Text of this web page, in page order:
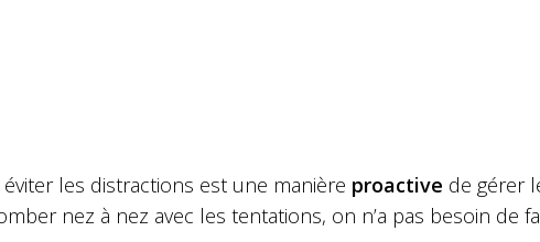
éviter les distractions est une manière proactive de gérer
nez à nez avec les tentations, on n’a pas besoin de